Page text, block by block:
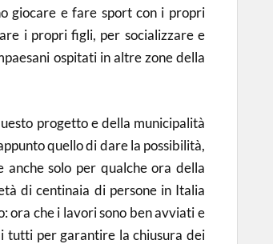
giocare e fare sport con i propri
i propri figli, per socializzare e
ospitati in altre zone della
progetto e della municipalità
quello di dare la possibilità,
solo per qualche ora della
di centinaia di persone in Italia
ora che i lavori sono ben avviati e
per garantire la chiusura dei